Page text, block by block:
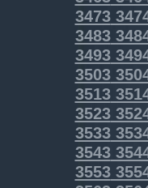
3473
3483
3493
3503
3513
3523
3533
3543
3553